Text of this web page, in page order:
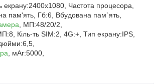
екрану:2400x1080, Частота процесора,
пам'ять, Гб:6, Вбудована пам`ять,
, МП:48/20/2,
Кіль-ть SIM:2, 4G:+, Тип екрану:IPS,
, мАг:5000,